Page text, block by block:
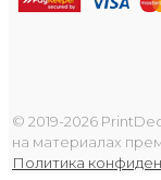
© 2019-2026
на материалах
Политика